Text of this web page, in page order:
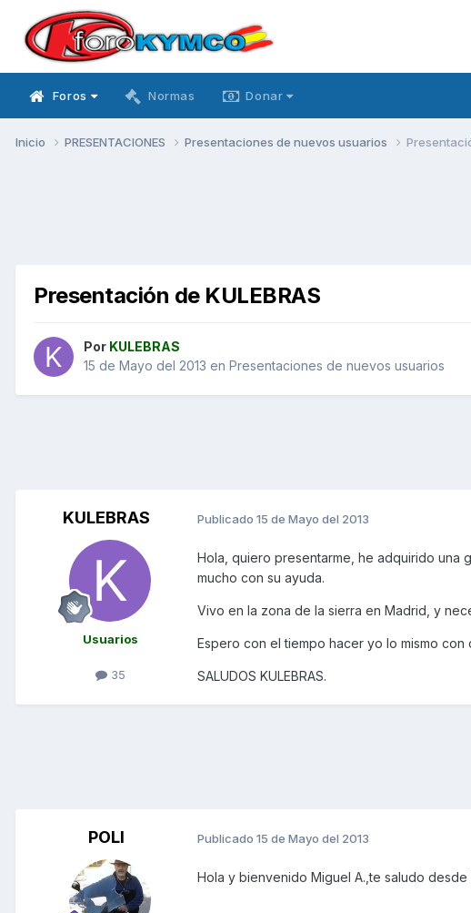
Foros Normas Donar
Inicio PRESENTACIONES Presentaciones de nuevos usuarios
Presentación de KULEBRAS
Por KULEBRAS
15 de Mayo del 2013 en Presentaciones de nuevos usuarios
KULEBRAS
Usuarios
35
Publicado 15 de Mayo del 2013
Hola, quiero presentarme, he adquirido una
mucho con su ayuda.
Vivo en la zona de la sierra en Madrid, y
Espero con el tiempo hacer yo lo mismo con
SALUDOS KULEBRAS.
POLI Publicado 15 de Mayo del 2013
Hola y bienvenido Miguel A.,te saludo desde